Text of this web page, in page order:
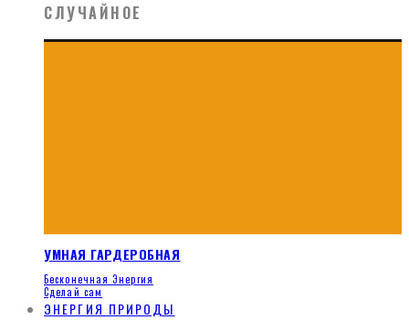
СЛУЧАЙНОЕ
УМНАЯ ГАРДЕРОБНАЯ
Бесконечная Энергия
Сделай сам
ЭНЕРГИЯ ПРИРОДЫ